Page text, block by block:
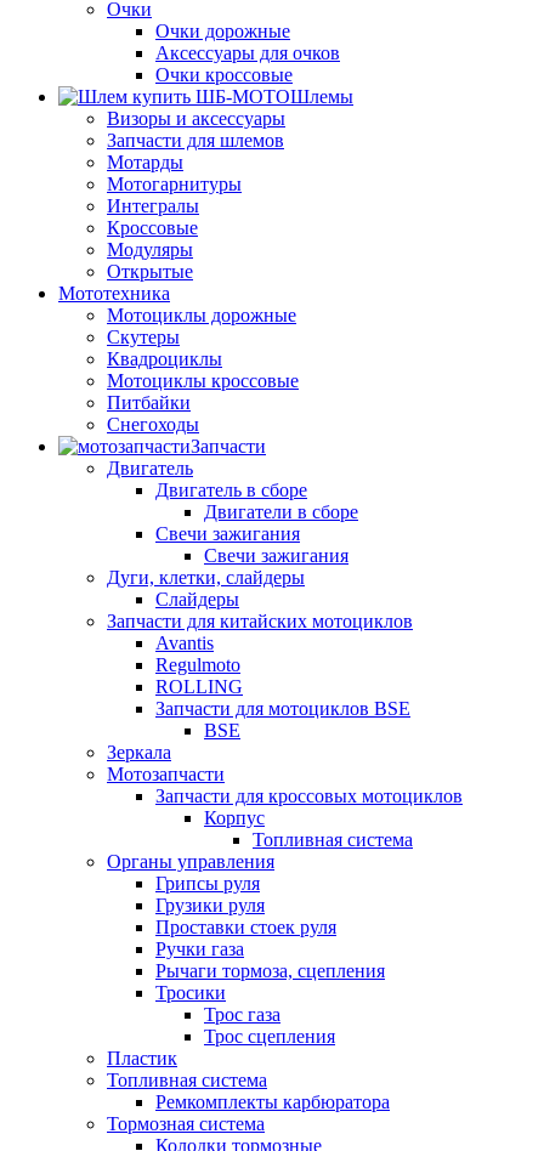
Очки
Очки дорожные
Аксессуары для очков
Очки кроссовые
Шлемы
Визоры и аксессуары
Запчасти для шлемов
Мотарды
Мотогарнитуры
Интегралы
Кроссовые
Модуляры
Открытые
Мототехника
Мотоциклы дорожные
Скутеры
Квадроциклы
Мотоциклы кроссовые
Питбайки
Снегоходы
Запчасти
Двигатель
Двигатель в сборе
Двигатели в сборе
Свечи зажигания
Свечи зажигания
Дуги, клетки, слайдеры
Слайдеры
Запчасти для китайских мотоциклов
Avantis
Regulmoto
ROLLING
Запчасти для мотоциклов BSE
BSE
Зеркала
Мотозапчасти
Запчасти для кроссовых мотоциклов
Корпус
Топливная система
Органы управления
Грипсы руля
Грузики руля
Проставки стоек руля
Ручки газа
Рычаги тормоза, сцепления
Тросики
Трос газа
Трос сцепления
Пластик
Топливная система
Ремкомплекты карбюратора
Тормозная система
Колодки тормозные